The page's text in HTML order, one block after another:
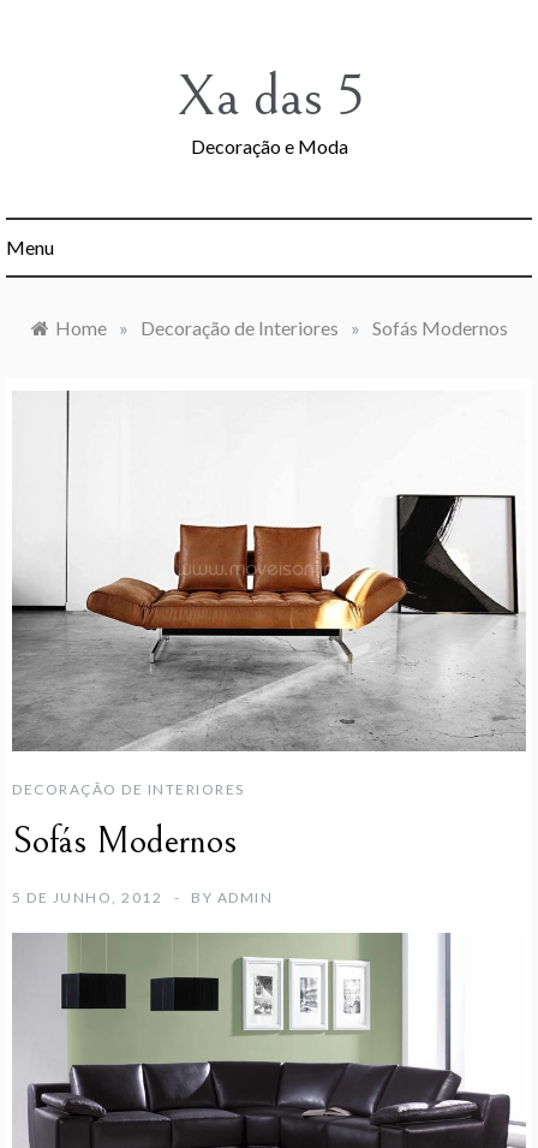
Xa das 5
Decoração e Moda
Menu
Home » Decoração de Interiores » Sofás Modernos
DECORAÇÃO DE INTERIORES
Sofás Modernos
5 DE JUNHO, 2012 BY ADMIN